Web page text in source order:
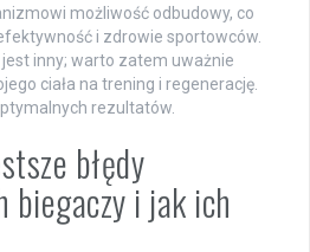
możliwość odbudowy, co
i zdrowie sportowców.
inny; warto zatem uważnie
ciała na trening i regenerację.
rezultatów.
błędy
biegaczy i jak ich